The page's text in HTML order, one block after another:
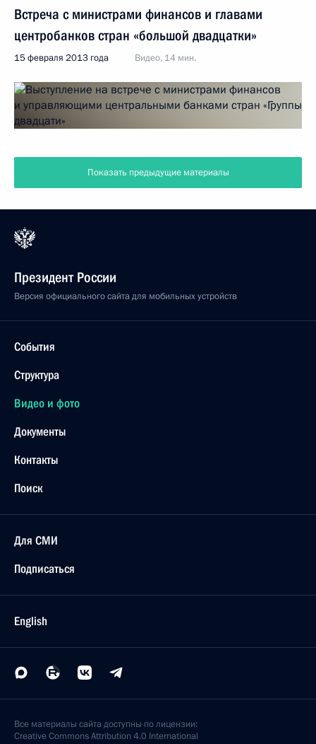
Встреча с министрами финансов и главами
центробанков стран «большой двадцатки»
15 февраля 2013 года Видео, 14 мин.
Показать предыдущие материалы
Президент России
Версия официального сайта для мобильных устройств
События
Структура
Видео и фото
Документы
Контакты
Поиск
Для СМИ
Подписаться
English
Все материалы сайта доступны по лицензии:
Creative Commons Attribution 4.0 International